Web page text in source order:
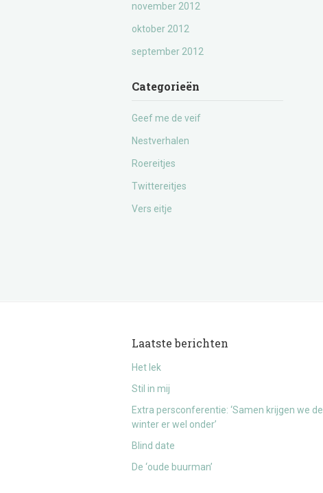
november 2012
oktober 2012
september 2012
Categorieën
Geef me de veif
Nestverhalen
Roereitjes
Twittereitjes
Vers eitje
Laatste berichten
Het lek
Stil in mij
Extra persconferentie: ‘Samen krijgen we de
winter er wel onder’
Blind date
De ‘oude buurman’